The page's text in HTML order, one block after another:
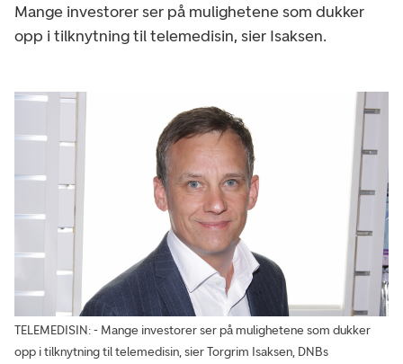
Mange investorer ser på mulighetene som dukker
opp i tilknytning til telemedisin, sier Isaksen.
TELEMEDISIN: - Mange investorer ser på mulighetene som dukker
opp i tilknytning til telemedisin, sier Torgrim Isaksen, DNBs